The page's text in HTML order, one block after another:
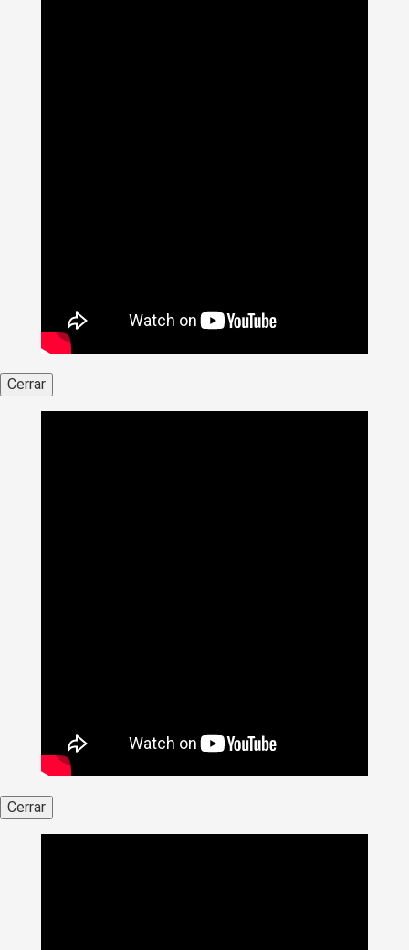
Cerrar
Cerrar